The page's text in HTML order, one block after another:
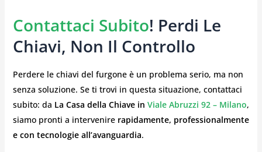
Contattaci Subito! Perdi Le
Chiavi, Non Il Controllo
Perdere le chiavi del furgone è un problema serio, ma non
senza soluzione. Se ti trovi in questa situazione, contattaci
subito: da La Casa della Chiave in Viale Abruzzi 92 – Milano,
siamo pronti a intervenire rapidamente, professionalmente
e con tecnologie all’avanguardia.